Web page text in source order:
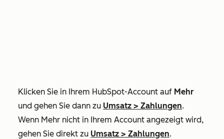
Klicken Sie in Ihrem HubSpot-Account auf Mehr
und gehen Sie dann zu Umsatz > Zahlungen.
Wenn Mehr nicht in Ihrem Account angezeigt wird,
gehen Sie direkt zu Umsatz > Zahlungen.